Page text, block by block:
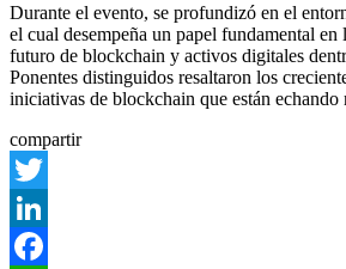
Durante el evento, se profundizó en el
el cual desempeña un papel fundamental
futuro de blockchain y activos digitales
Ponentes distinguidos resaltaron los
iniciativas de blockchain que están echando
compartir
Twitter
LinkedIn